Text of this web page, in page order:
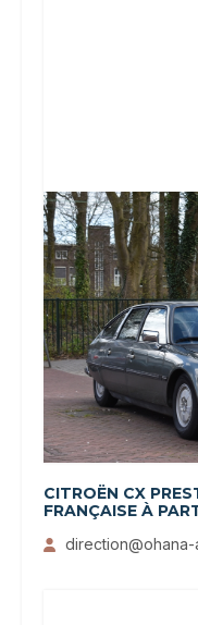
CITROËN CX
FRANÇAISE À